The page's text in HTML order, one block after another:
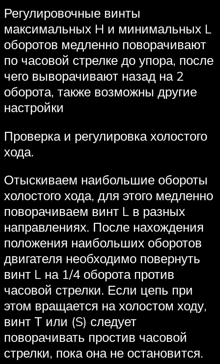
Регулировочные винты
максимальных H и минимальных L
оборотов медленно поворачивают
по часовой стрелке до упора, после
чего выворачивают назад на 2
оборота, также возможны другие
настройки
Проверка и регулировка холостого
хода.
Отыскиваем наибольшие обороты
холостого хода, для этого медленно
поворачиваем винт L в разных
направлениях. После нахождения
положения наибольших оборотов
двигателя необходимо повернуть
винт L на 1/4 оборота против
часовой стрелки. Если цепь при
этом вращается на холостом ходу,
винт Т или (S) следует
поворачивать простив часовой
стрелки, пока она не остановится.